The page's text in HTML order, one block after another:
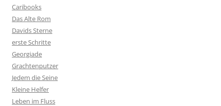
Caribooks
Das Alte Rom
Davids Sterne
erste Schritte
Georgiade
Grachtenputzer
Jedem die Seine
Kleine Helfer
Leben im Fluss